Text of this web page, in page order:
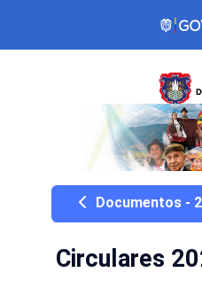
Documentos -
Circulares